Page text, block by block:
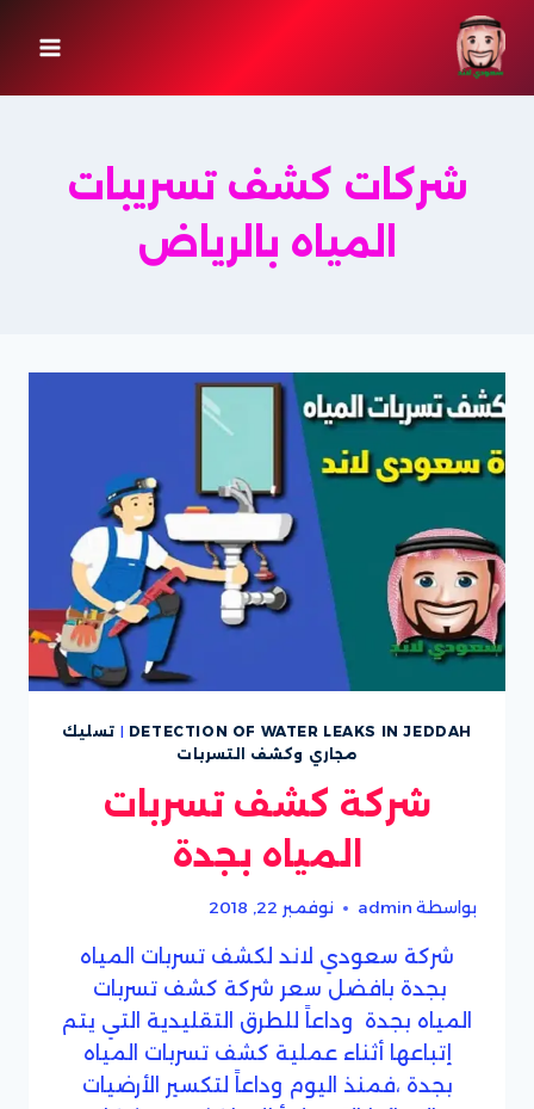
التجاوز
إلى
المحتوى
شركات كشف تسريبات
المياه بالرياض
DETECTION OF WATER LEAKS IN JEDDAH
| تسليك
مجاري وكشف التسربات
شركة كشف تسربات
المياه بجدة
بواسطة admin نوفمبر 22, 2018
شركة سعودي لاند لكشف تسربات المياه
بجدة بافضل سعر شركة كشف تسربات
المياه بجدة وداعاً للطرق التقليدية التي يتم
إتباعها أثناء عملية كشف تسربات المياه
بجدة ،فمنذ اليوم وداعاً لتكسير الأرضيات